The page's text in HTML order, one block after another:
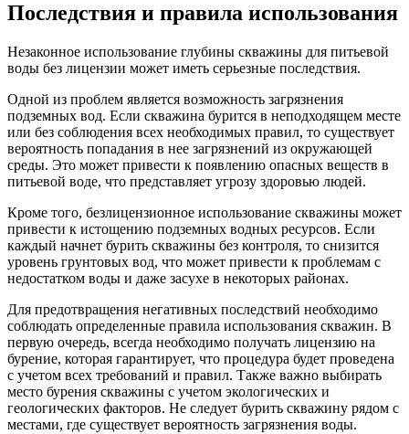
Последствия и правила использования
Незаконное использование глубины скважины для питьевой
воды без лицензии может иметь серьезные последствия.
Одной из проблем является возможность загрязнения
подземных вод. Если скважина бурится в неподходящем месте
или без соблюдения всех необходимых правил, то существует
вероятность попадания в нее загрязнений из окружающей
среды. Это может привести к появлению опасных веществ в
питьевой воде, что представляет угрозу здоровью людей.
Кроме того, безлицензионное использование скважины может
привести к истощению подземных водных ресурсов. Если
каждый начнет бурить скважины без контроля, то снизится
уровень грунтовых вод, что может привести к проблемам с
недостатком воды и даже засухе в некоторых районах.
Для предотвращения негативных последствий необходимо
соблюдать определенные правила использования скважин. В
первую очередь, всегда необходимо получать лицензию на
бурение, которая гарантирует, что процедура будет проведена
с учетом всех требований и правил. Также важно выбирать
место бурения скважины с учетом экологических и
геологических факторов. Не следует бурить скважину рядом с
местами, где существует вероятность загрязнения воды.